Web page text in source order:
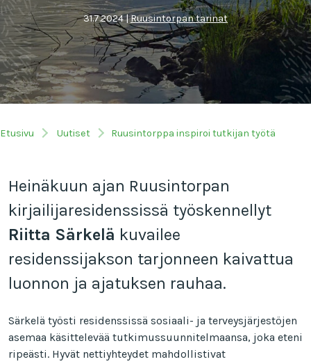
31.7.2024|Ruusintorpan tarinat
Etusivu Uutiset Ruusintorppa inspiroi tutkijan työtä
Heinäkuun ajan Ruusintorpan
kirjailijaresidenssissä työskennellyt
Riitta Särkelä kuvailee
residenssijakson tarjonneen kaivattua
luonnon ja ajatuksen rauhaa.
Särkelä työsti residenssissä sosiaali- ja terveysjärjestöjen
asemaa käsittelevää tutkimussuunnitelmaansa, joka eteni
ripeästi. Hyvät nettiyhteydet mahdollistivat